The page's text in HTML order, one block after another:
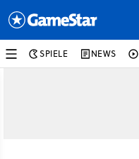
SPIELE NEWS